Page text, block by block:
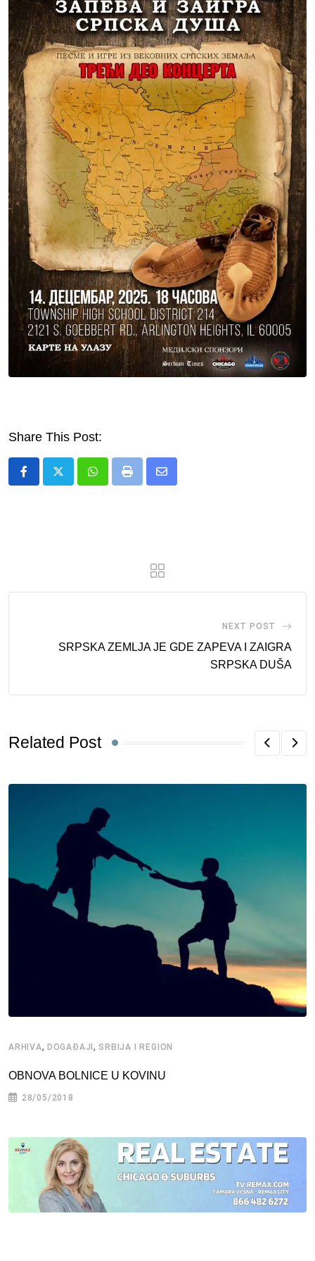
Share This Post:
WhatsappPrint
Share
NEXT POST
SRPSKA ZEMLJA JE GDE ZAPEVA I ZAIGRA
SRPSKA DUŠA
Related Post
ARHIVA, DOGAĐAJI, SRBIJA I REGION
OBNOVA BOLNICE U KOVINU
28/05/2018